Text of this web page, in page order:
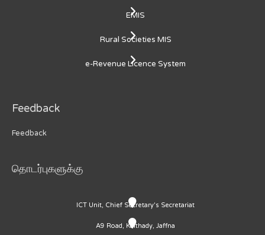
EMIS
Rural Societies MIS
e-Revenue Licence System
Feedback
Feedback
தொடர்புகளுக்கு
ICT Unit, Chief Secretary's Secretariat
A9 Road, Kaithady, Jaffna